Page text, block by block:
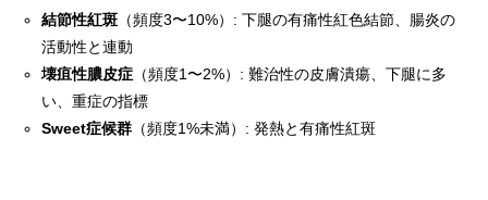
結節性紅斑 （頻度3〜10%）: 下腿の有痛性紅色結節、腸炎の
活動性と連動
壊疽性膿皮症 （頻度1〜2%）: 難治性の皮膚潰瘍、下腿に多
い、重症の指標
Sweet症候群 （頻度1%未満）: 発熱と有痛性紅斑